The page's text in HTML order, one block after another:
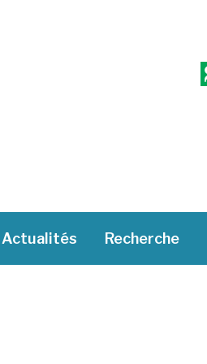
Actualités Recherche